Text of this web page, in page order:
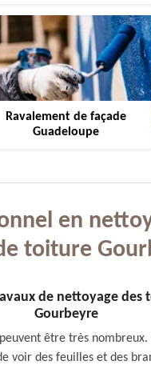
Ravalement de façade
Guadeloupe
en
toiture
de nettoyage des
Gourbeyre
être très
voir des feuilles et des